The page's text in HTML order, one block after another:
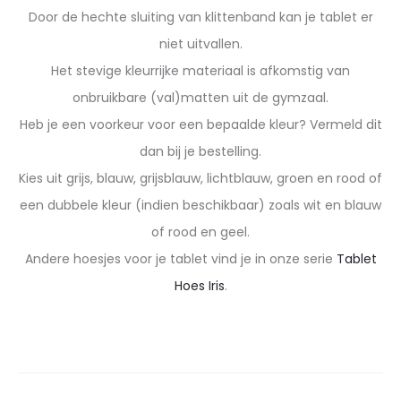
Door de hechte sluiting van klittenband kan je tablet er
niet uitvallen.
Het stevige kleurrijke materiaal is afkomstig van
onbruikbare (val)matten uit de gymzaal.
Heb je een voorkeur voor een bepaalde kleur? Vermeld dit
dan bij je bestelling.
Kies uit grijs, blauw, grijsblauw, lichtblauw, groen en rood of
een dubbele kleur (indien beschikbaar) zoals wit en blauw
of rood en geel.
Andere hoesjes voor je tablet vind je in onze serie Tablet
Hoes Iris.